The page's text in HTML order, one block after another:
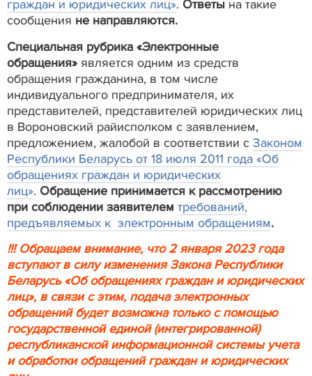
граждан и юридических лиц». Ответы на такие
сообщения не направляются.
Специальная рубрика «Электронные
обращения» является одним из средств
обращения гражданина, в том числе
индивидуального предпринимателя, их
представителей, представителей юридических лиц
в Вороновский райисполком с заявлением,
предложением, жалобой в соответствии с Законом
Республики Беларусь от 18 июля 2011 года «Об
обращениях граждан и юридических
лиц». Обращение принимается к рассмотрению
при соблюдении заявителем требований,
предъявляемых к электронным обращениям.
!!! Обращаем внимание, что 2 января 2023 года
вступают в силу изменения Закона Республики
Беларусь «Об обращениях граждан и юридических
лиц», в связи с этим, подача электронных
обращений будет возможна только с помощью
государственной единой (интегрированной)
республиканской информационной системы учета
и обработки обращений граждан и юридических